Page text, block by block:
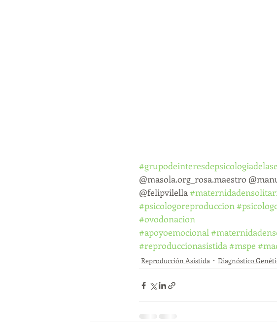
@masola.org_rosa.maestro
@felipvilella
#psicologoreproduccion
#ovodonacion
#apoyoemocional
#reproduccionasistida#mspe
Reproducción Asistida Diagnóstico